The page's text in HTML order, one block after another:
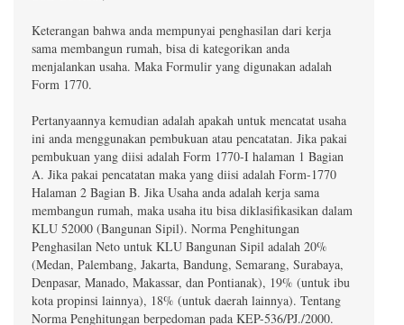
Keterangan bahwa anda mempunyai penghasilan dari kerja
sama membangun rumah, bisa di kategorikan anda
menjalankan usaha. Maka Formulir yang digunakan adalah
Form 1770.
Pertanyaannya kemudian adalah apakah untuk mencatat usaha
ini anda menggunakan pembukuan atau pencatatan. Jika pakai
pembukuan yang diisi adalah Form 1770-I halaman 1 Bagian
A. Jika pakai pencatatan maka yang diisi adalah Form-1770
Halaman 2 Bagian B. Jika Usaha anda adalah kerja sama
membangun rumah, maka usaha itu bisa diklasifikasikan dalam
KLU 52000 (Bangunan Sipil). Norma Penghitungan
Penghasilan Neto untuk KLU Bangunan Sipil adalah 20%
(Medan, Palembang, Jakarta, Bandung, Semarang, Surabaya,
Denpasar, Manado, Makassar, dan Pontianak), 19% (untuk ibu
kota propinsi lainnya), 18% (untuk daerah lainnya). Tentang
Norma Penghitungan berpedoman pada KEP-536/PJ./2000.